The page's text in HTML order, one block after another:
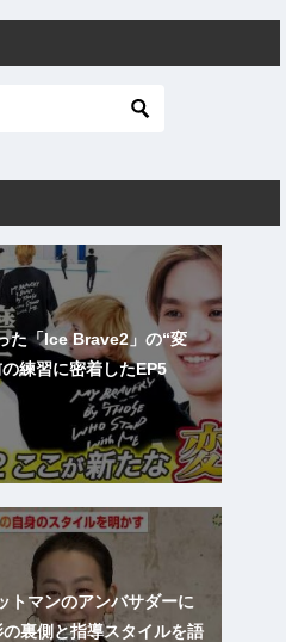
た「Ice Brave2」の“変
の練習に密着したEP5
マンのアンバサダーに
裏側と指導スタイルを語